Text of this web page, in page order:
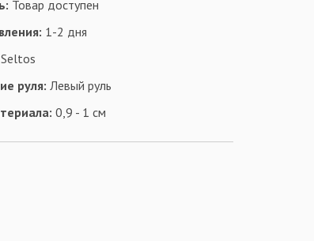
Товар доступен
1-2 дня
руля: Левый руль
0,9 - 1 см